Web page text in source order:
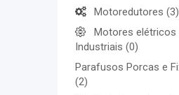
Motoredutores (3)
Motores elétricos
Industriais (0)
Parafusos Porcas e
(2)